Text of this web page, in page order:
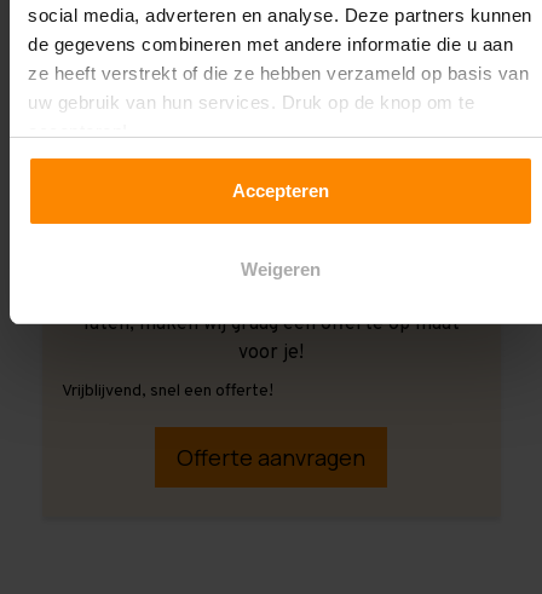
social media, adverteren en analyse. Deze partners kunnen
de gegevens combineren met andere informatie die u aan
ze heeft verstrekt of die ze hebben verzameld op basis van
uw gebruik van hun services. Druk op de knop om te
Accepteren
Weigeren
laten, maken wij graag een offerte op maat
voor je!
Vrijblijvend, snel een offerte!
Offerte aanvragen